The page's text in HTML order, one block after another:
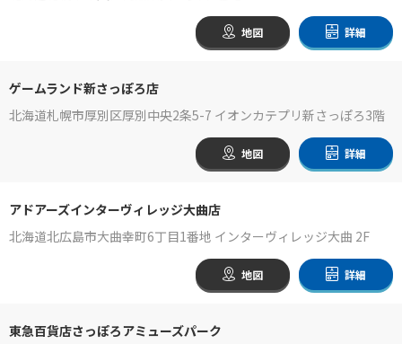
地図 詳細
ゲームランド新さっぽろ店
北海道札幌市厚別区厚別中央2条5-7 イオンカテプリ新さっぽろ3階
地図 詳細
アドアーズインターヴィレッジ大曲店
北海道北広島市大曲幸町6丁目1番地 インターヴィレッジ大曲 2F
地図 詳細
東急百貨店さっぽろアミューズパーク